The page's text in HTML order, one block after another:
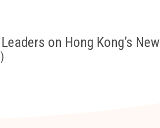
on Hong Kong’s New